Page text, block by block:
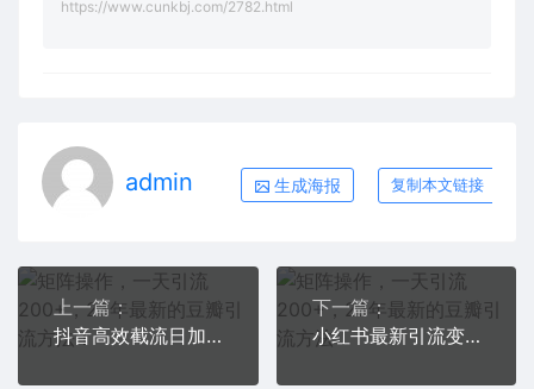
https://www.cunkbj.com/2782.html
admin 生成海报 复制本文链接
上一篇：
抖音高效截流日加160+创业粉玩法：详细操作实战演示！
下一篇：
小红书最新引流变现2.0教程，全网最新最详细的视频教程+素材